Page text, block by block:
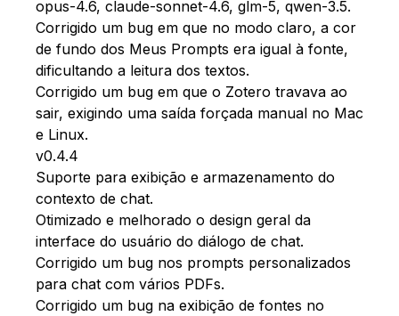
opus-4.6, claude-sonnet-4.6, glm-5, qwen-3.5.
Corrigido um bug em que no modo claro, a cor
de fundo dos Meus Prompts era igual à fonte,
dificultando a leitura dos textos.
Corrigido um bug em que o Zotero travava ao
sair, exigindo uma saída forçada manual no Mac
e Linux.
v0.4.4
Suporte para exibição e armazenamento do
contexto de chat.
Otimizado e melhorado o design geral da
interface do usuário do diálogo de chat.
Corrigido um bug nos prompts personalizados
para chat com vários PDFs.
Corrigido um bug na exibição de fontes no